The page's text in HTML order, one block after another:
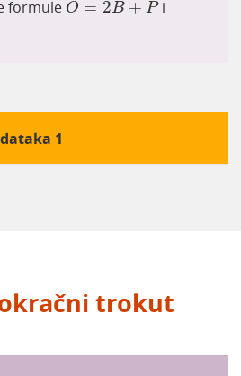
formule O = 2B + P i
1
trokut